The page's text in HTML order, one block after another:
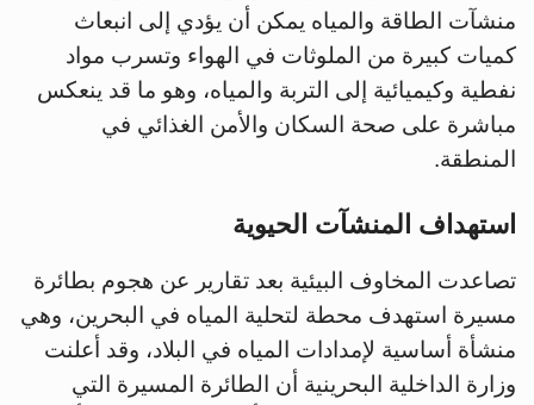
منشآت الطاقة والمياه يمكن أن يؤدي إلى انبعاث
كميات كبيرة من الملوثات في الهواء وتسرب مواد
نفطية وكيميائية إلى التربة والمياه، وهو ما قد ينعكس
مباشرة على صحة السكان والأمن الغذائي في
المنطقة.
استهداف المنشآت الحيوية
تصاعدت المخاوف البيئية بعد تقارير عن هجوم بطائرة
مسيرة استهدف محطة لتحلية المياه في البحرين، وهي
منشأة أساسية لإمدادات المياه في البلاد، وقد أعلنت
وزارة الداخلية البحرينية أن الطائرة المسيرة التي